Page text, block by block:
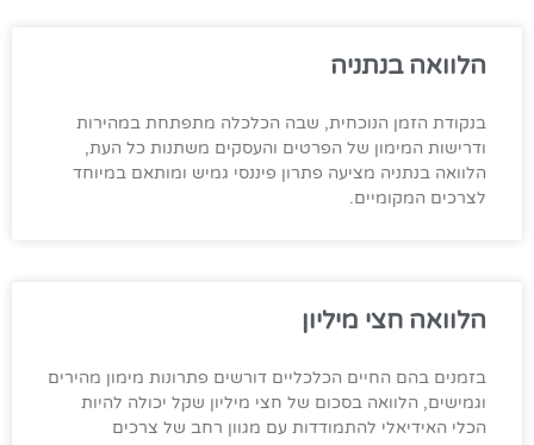
הלוואה בנתניה
בנקודת הזמן הנוכחית, שבה הכלכלה מתפתחת במהירות
ודרישות המימון של הפרטים והעסקים משתנות כל העת,
הלוואה בנתניה מציעה פתרון פיננסי גמיש ומותאם במיוחד
לצרכים המקומיים.
הלוואה חצי מיליון
בזמנים בהם החיים הכלכליים דורשים פתרונות מימון מהירים
וגמישים, הלוואה בסכום של חצי מיליון שקל יכולה להיות
הכלי האידיאלי להתמודדות עם מגוון רחב של צרכים